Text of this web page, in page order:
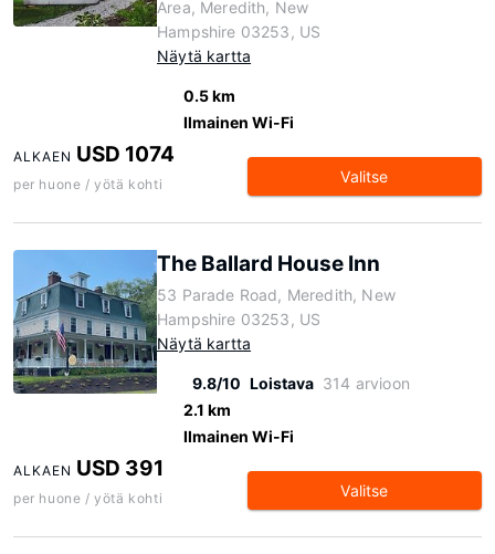
Area, Meredith, New
Hampshire 03253, US
Näytä kartta
0.5 km
Ilmainen Wi-Fi
ALKAEN USD 1074
per huone / yötä kohti Valitse
The Ballard House Inn
53 Parade Road, Meredith, New
Hampshire 03253, US
Näytä kartta
9.8/10 Loistava 314 arvioon
2.1 km
Ilmainen Wi-Fi
ALKAEN USD 391
per huone / yötä kohti Valitse